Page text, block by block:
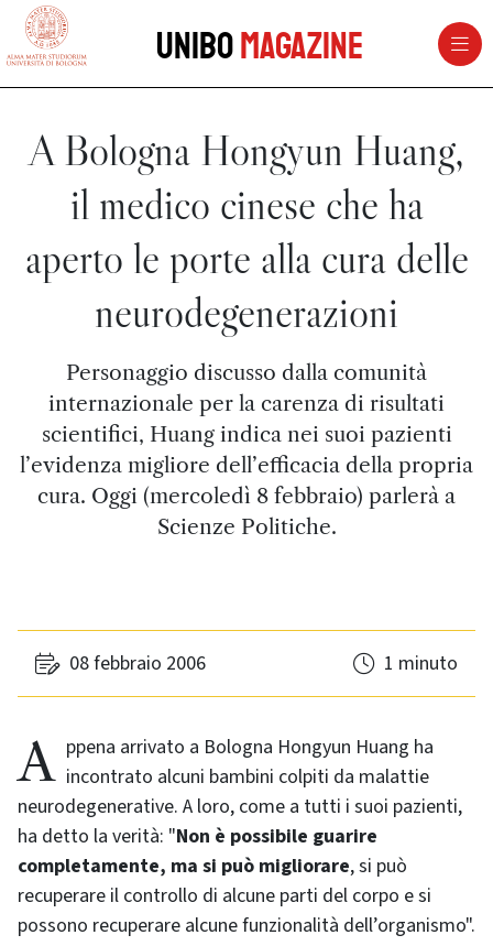
vai al contenuto della pagina
UniboMagazine
A Bologna Hongyun Huang,
il medico cinese che ha
aperto le porte alla cura delle
neurodegenerazioni
Personaggio discusso dalla comunità
internazionale per la carenza di risultati
scientifici, Huang indica nei suoi pazienti
l’evidenza migliore dell’efficacia della propria
cura. Oggi (mercoledì 8 febbraio) parlerà a
Scienze Politiche.
08 febbraio 2006 1 minuto
Appena arrivato a Bologna Hongyun Huang ha incontrato alcuni bambini colpiti da malattie
neurodegenerative. A loro, come a tutti i suoi pazienti,
ha detto la verità: "Non è possibile guarire
completamente, ma si può migliorare, si può
recuperare il controllo di alcune parti del corpo e si
possono recuperare alcune funzionalità dell’organismo".